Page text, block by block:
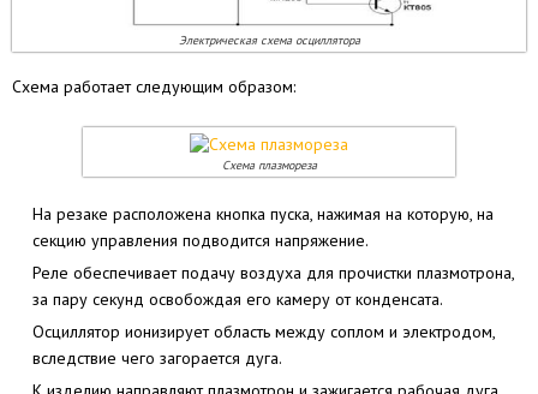
Электрическая схема осциллятора
Схема работает следующим образом:
Схема плазмореза
На резаке расположена кнопка пуска, нажимая на которую, на
секцию управления подводится напряжение.
Реле обеспечивает подачу воздуха для прочистки плазмотрона,
за пару секунд освобождая его камеру от конденсата.
Осциллятор ионизирует область между соплом и электродом,
вследствие чего загорается дуга.